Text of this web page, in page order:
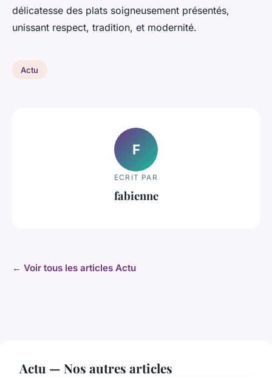
délicatesse des plats soigneusement présentés,
unissant respect, tradition, et modernité.
Actu
F
ECRIT PAR
fabienne
← Voir tous les articles Actu
Actu — Nos autres articles